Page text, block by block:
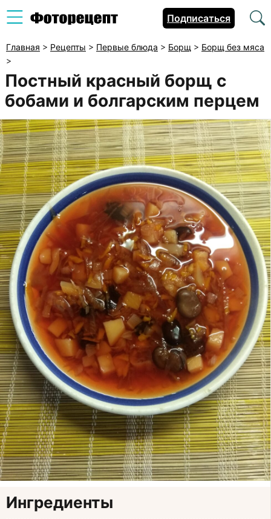
Подписаться
Главная > Рецепты > Первые блюда > Борщ > Борщ без мяса
>
Постный красный борщ с
бобами и болгарским перцем
Ингредиенты